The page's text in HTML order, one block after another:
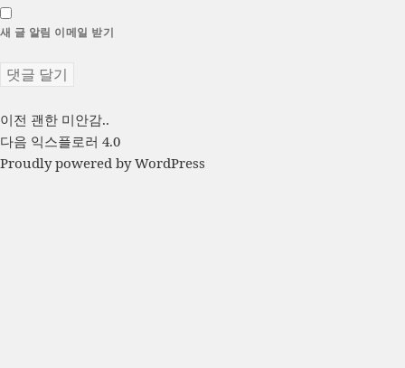
새 글 알림 이메일 받기
글
탐
이전 이
전
글:
괜한 미안감..
다음 다
음
익스플로러 4.0
Proudly powered by WordPress